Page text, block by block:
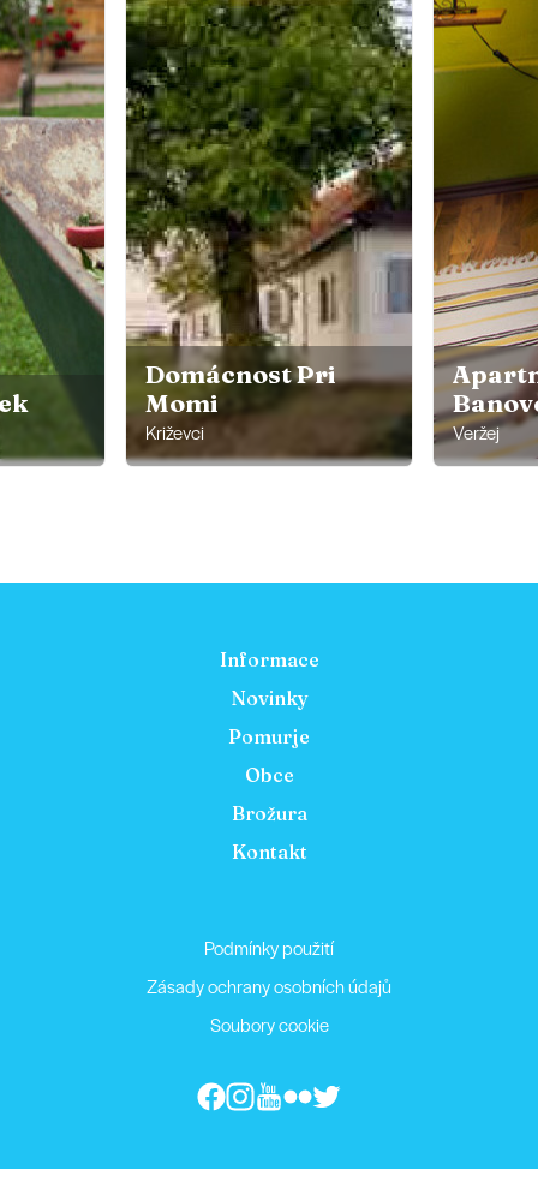
Domácnost Pri
Momi
Križevci Veržej
Informace
Novinky
Pomurje
Obce
Brožura
Kontakt
Podmínky použití
Zásady ochrany osobních údajů
Soubory cookie